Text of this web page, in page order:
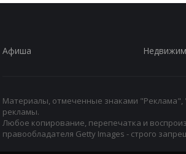
Афиша
Материалы, отмеченные знаками "Реклама",
рекламы.
Любое копирование, перепечатка и
правообладателя Getty Images - строго